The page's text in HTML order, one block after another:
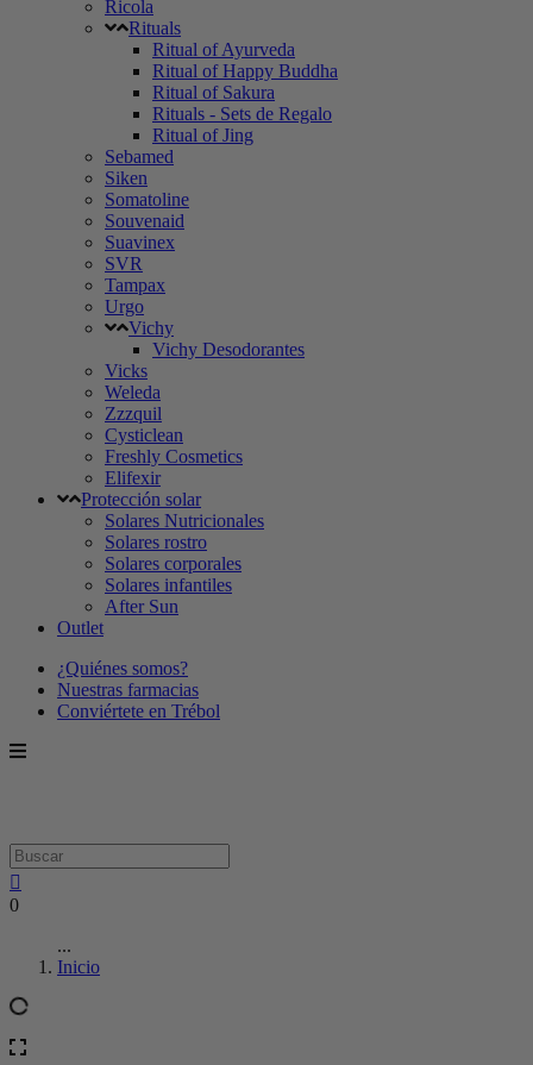
Ricola
Rituals
Ritual of Ayurveda
Ritual of Happy Buddha
Ritual of Sakura
Rituals - Sets de Regalo
Ritual of Jing
Sebamed
Siken
Somatoline
Souvenaid
Suavinex
SVR
Tampax
Urgo
Vichy
Vichy Desodorantes
Vicks
Weleda
Zzzquil
Cysticlean
Freshly Cosmetics
Elifexir
Protección solar
Solares Nutricionales
Solares rostro
Solares corporales
Solares infantiles
After Sun
Outlet
¿Quiénes somos?
Nuestras farmacias
Conviértete en Trébol
0
...
Inicio